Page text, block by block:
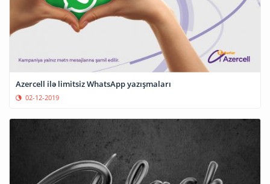
Azercell ilə limitsiz WhatsApp yazışmaları
02-12-2019